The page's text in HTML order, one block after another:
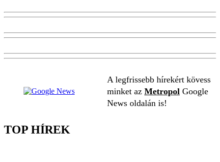
A legfrissebb hírekért kövess
minket az Metropol Google
News oldalán is!
TOP HÍREK